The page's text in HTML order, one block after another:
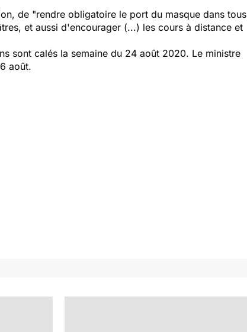
de "rendre obligatoire le port du masque dans tous
et aussi d'encourager (...) les cours à distance et
sont calés la semaine du 24 août 2020. Le ministre
août.